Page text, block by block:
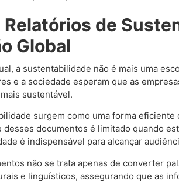
Relatórios de
Global
a sustentabilidade não é mais uma
e a sociedade esperam que as
sustentável.
surgem como uma forma
desses documentos é limitado quando
é indispensável para alcançar
não se trata apenas de converter
e linguísticos, assegurando que as